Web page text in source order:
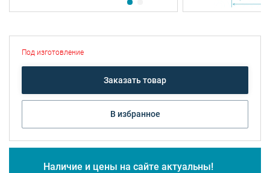
Под изготовление
Заказать товар
В избранное
Наличие и цены на сайте актуальны!